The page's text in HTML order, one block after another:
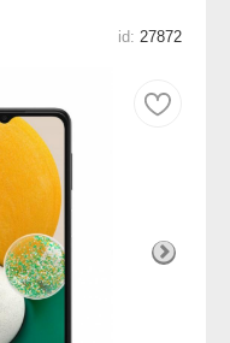
id: 27872